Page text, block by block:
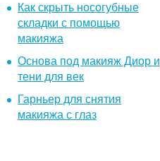
Как скрыть носогубные
складки с помощью
макияжа
Основа под макияж Диор и
тени для век
Гарньер для снятия
макияжа с глаз